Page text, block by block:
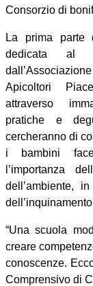
Consorzio di
La prima parte
dedicata al
Apicoltori
attraverso
pratiche e
cercheranno di
i bambini
l’importanza
dell’ambiente,
“Una scuola
creare
conoscenze.
Comprensivo di